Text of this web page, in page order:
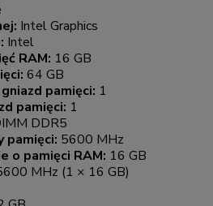
Intel Graphics
Intel
RAM: 16 GB
64 GB
pamięci: 1
pamięci: 1
DDR5
pamięci: 5600 MHz
o pamięci RAM: 16 GB
MHz (1 × 16 GB)